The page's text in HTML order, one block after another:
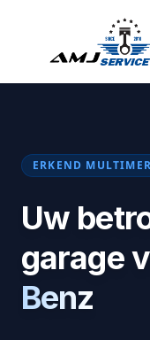
ERKEND
Uw
garage
Benz